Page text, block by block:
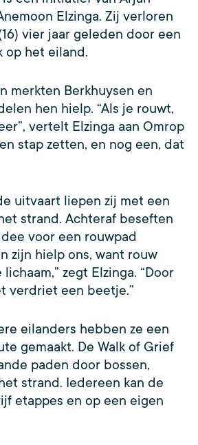
Elzinga. Zij verloren
vier jaar geleden door een
op het eiland.
merkten Berkhuysen en
hen hielp. “Als je rouwt,
vertelt Elzinga aan Omrop
stap zetten, en nog een, dat
uitvaart liepen zij met een
strand. Achteraf beseften
voor een rouwpad
zijn hielp ons, want rouw
zegt Elzinga. “Door
verdriet een beetje.”
eilanders hebben ze een
gemaakt. De Walk of Grief
paden door bossen,
strand. Iedereen kan de
etappes en op een eigen